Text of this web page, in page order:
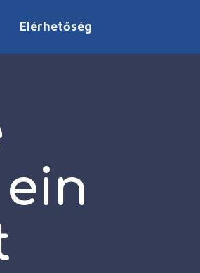
Elérhetőség